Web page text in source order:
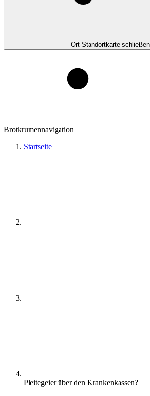
Ort-Standortkarte schließen
Brotkrumennavigation
Startseite
Pleitegeier über den Krankenkassen?